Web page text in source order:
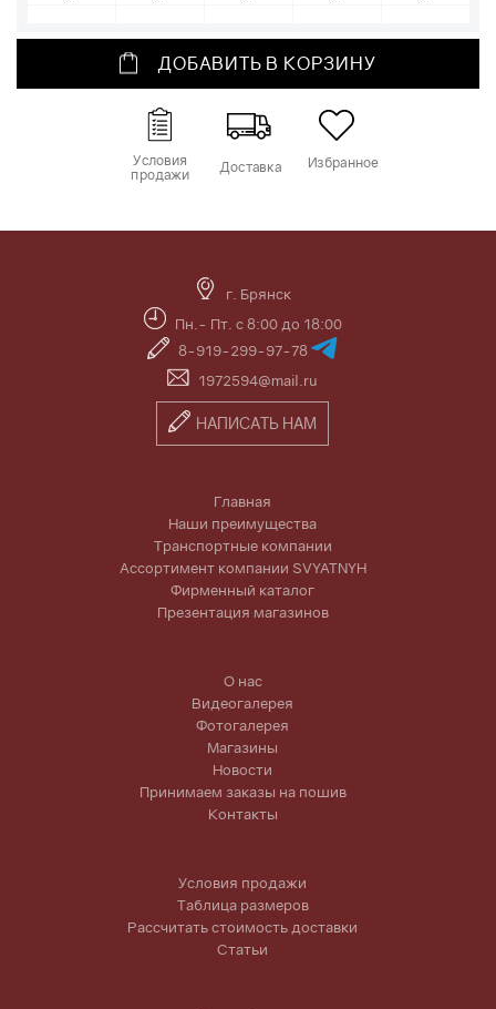
ДОБАВИТЬ В КОРЗИНУ
Условия
продажи
Доставка Избранное
г. Брянск
Пн.- Пт. с 8:00 до 18:00
8-919-299-97-78
1972594@mail.ru
НАПИСАТЬ НАМ
Главная
Наши преимущества
Транспортные компании
Ассортимент компании SVYATNYH
Фирменный каталог
Презентация магазинов
О нас
Видеогалерея
Фотогалерея
Магазины
Новости
Принимаем заказы на пошив
Контакты
Условия продажи
Таблица размеров
Рассчитать стоимость доставки
Статьи